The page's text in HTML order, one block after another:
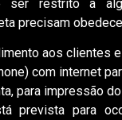
ser restrito a
precisam
aos clientes
com internet
para impressão
prevista para